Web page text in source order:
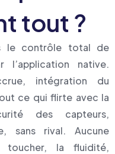
tout ?
le contrôle total de
l’application native.
intégration du
ce qui flirte avec la
des capteurs,
sans rival. Aucune
toucher, la fluidité,